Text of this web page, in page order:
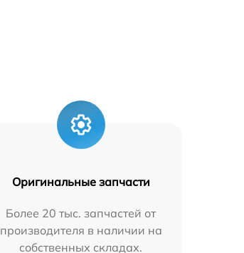
Оригинальные запчасти
Более 20 тыс. запчастей от
производителя в наличии на
собственных складах.